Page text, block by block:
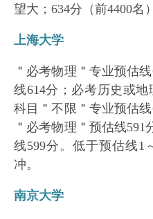
望大；634分（前4400名
上海大学
＂必考物理＂专业预估
线614分；必考历史或
科目＂不限＂专业预估
＂必考物理＂预估线
线599分。低于预估线1
冲。
南京大学